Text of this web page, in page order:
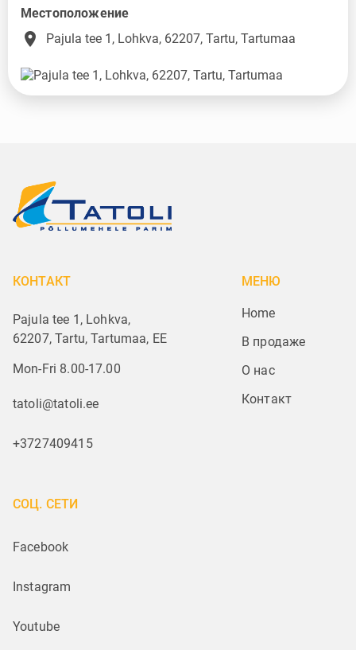
Местоположение
place Pajula tee 1, Lohkva, 62207, Tartu, Tartumaa
КОНТАКТ
Pajula tee 1, Lohkva,
62207, Tartu, Tartumaa, EE
Mon-Fri 8.00-17.00
tatoli@tatoli.ee
+3727409415
МЕНЮ
Home
В продаже
О нас
Контакт
СОЦ. СЕТИ
Facebook
Instagram
Youtube